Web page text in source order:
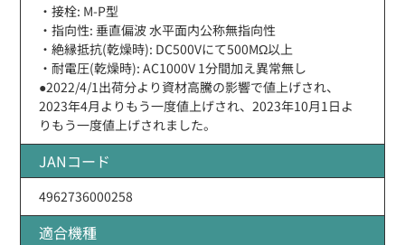
・接栓: M-P型
・指向性: 垂直偏波 水平面内公称無指向性
・絶縁抵抗(乾燥時): DC500Vにて500MΩ以上
・耐電圧(乾燥時): AC1000V 1分間加え異常無し
●2022/4/1出荷分より資材高騰の影響で値上げされ、
2023年4月よりもう一度値上げされ、2023年10月1日よ
りもう一度値上げされました。
JANコード
4962736000258
適合機種